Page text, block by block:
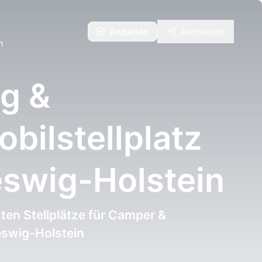
&
Holstein
Stellplätze für Camper &
Holstein